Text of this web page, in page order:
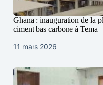
Ghana : inauguration de la
ciment bas carbone à Tema
11 mars 2026